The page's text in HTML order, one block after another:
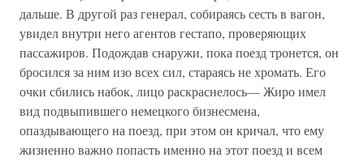
дальше. В другой раз генерал, собираясь сесть в вагон,
увидел внутри него агентов гестапо, проверяющих
пассажиров. Подождав снаружи, пока поезд тронется, он
бросился за ним изо всех сил, стараясь не хромать. Его
очки сбились набок, лицо раскраснелось— Жиро имел
вид подвыпившего немецкого бизнесмена,
опаздывающего на поезд, при этом он кричал, что ему
жизненно важно попасть именно на этот поезд и всем